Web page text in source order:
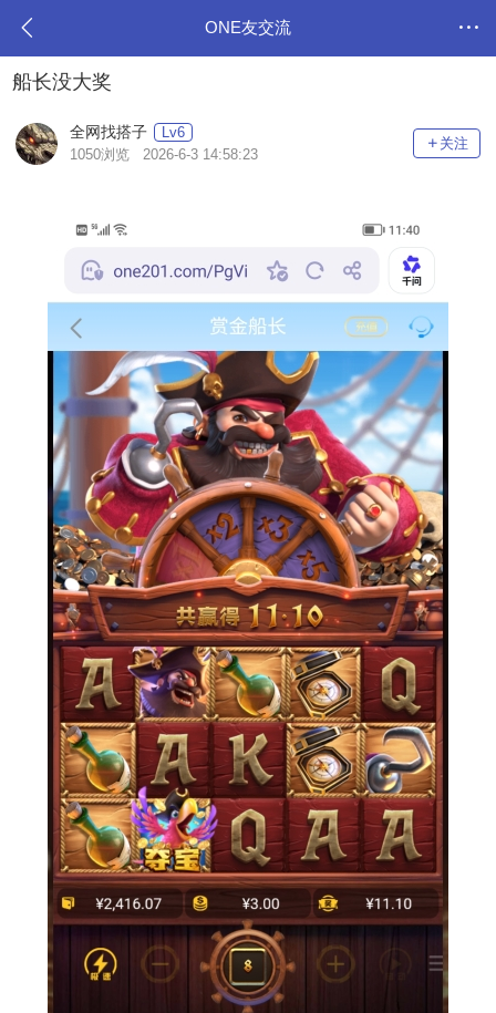
ONE友交流
船长没大奖
全网找搭子
Lv6
1050浏览 2026-6-3 14:58:23
关注